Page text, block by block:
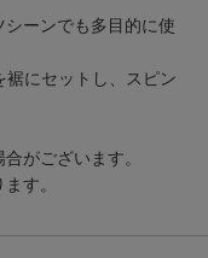
ーンでも多目的に使
裾にセットし、スピン
がございます。
す。